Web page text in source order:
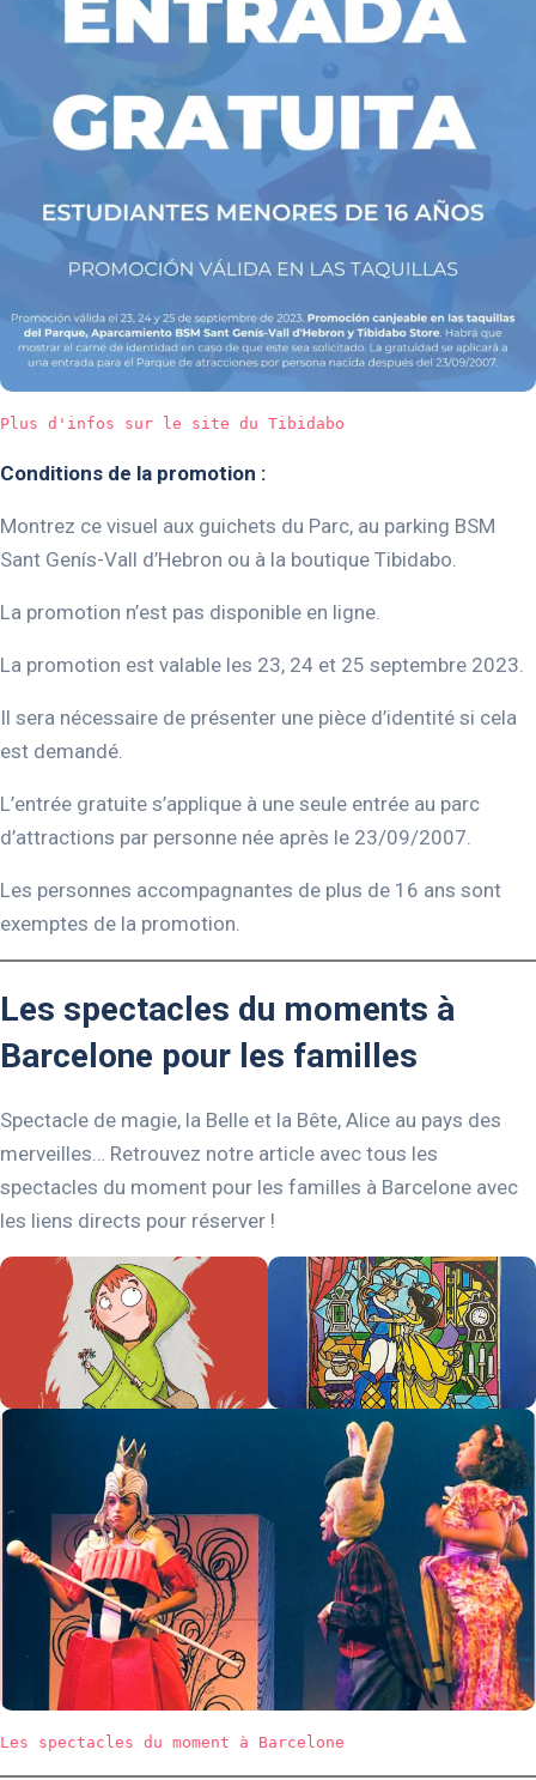
Plus d'infos sur le site du Tibidabo
Conditions de la promotion :
Montrez ce visuel aux guichets du Parc, au parking BSM
Sant Genís-Vall d’Hebron ou à la boutique Tibidabo.
La promotion n’est pas disponible en ligne.
La promotion est valable les 23, 24 et 25 septembre 2023.
Il sera nécessaire de présenter une pièce d’identité si cela
est demandé.
L’entrée gratuite s’applique à une seule entrée au parc
d’attractions par personne née après le 23/09/2007.
Les personnes accompagnantes de plus de 16 ans sont
exemptes de la promotion.
Les spectacles du moments à
Barcelone pour les familles
Spectacle de magie, la Belle et la Bête, Alice au pays des
merveilles… Retrouvez notre article avec tous les
spectacles du moment pour les familles à Barcelone avec
les liens directs pour réserver !
Les spectacles du moment à Barcelone